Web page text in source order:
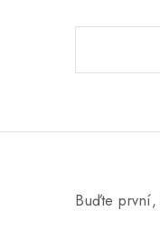
Buďte